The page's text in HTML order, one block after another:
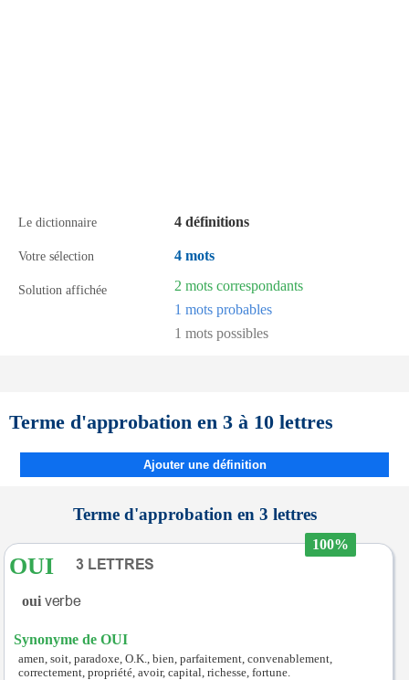
Le dictionnaire 4 définitions
Votre sélection 4 mots
Solution affichée
2 mots correspondants
1 mots probables
1 mots possibles
Terme d'approbation en 3 à 10 lettres
Ajouter une définition
Terme d'approbation en 3 lettres
100%
OUI
oui
Synonyme de OUI
amen, soit, paradoxe, O.K., bien, parfaitement, convenablement,
correctement, propriété, avoir, capital, richesse, fortune.